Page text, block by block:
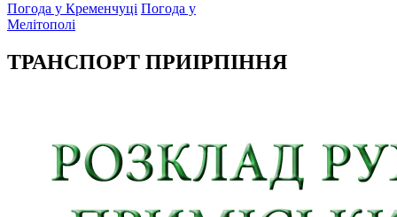
Погода у Кременчуці Погода у
Мелітополі
ТРАНСПОРТ ПРИІРПІННЯ